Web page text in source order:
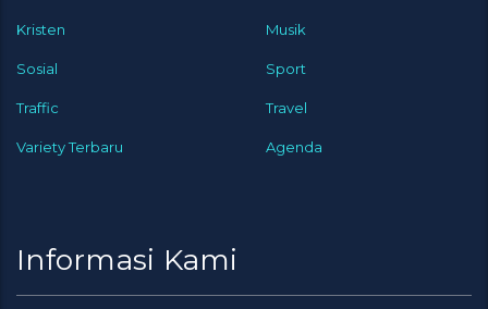
Kristen Musik
Sosial Sport
Traffic Travel
Variety Terbaru Agenda
Informasi Kami